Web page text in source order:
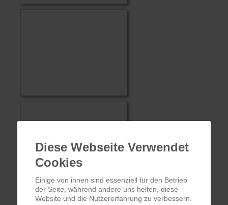
Diese Webseite Verwendet
Cookies
Einige von ihnen sind essenziell für den Betrieb
der Seite, während andere uns helfen, diese
Website und die Nutzererfahrung zu verbessern.